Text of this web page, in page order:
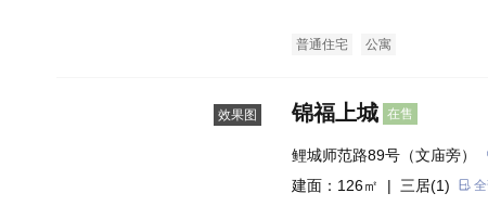
普通住宅 公寓
效果图 锦福上城 在售
鲤城师范路89号（文庙旁）
建面：126㎡ | 三居(1)